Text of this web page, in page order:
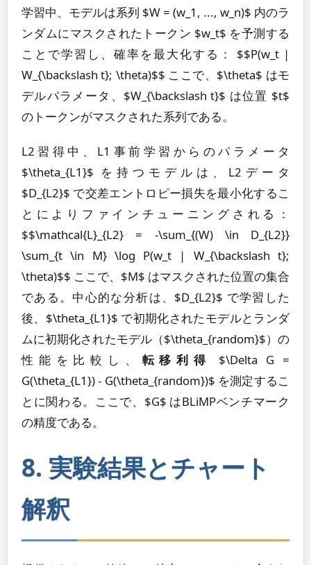
学習中、モデルは系列 $W = (w_1, ..., w_n)$ 内のラ
ンダムにマスクされたトークン $w_t$ を予測する
ことで学習し、確率を最大化する： $$P(w_t |
W_{\backslash t}; \theta)$$ ここで、$\theta$ はモ
デルパラメータ、$W_{\backslash t}$ は位置 $t$
のトークンがマスクされた系列である。
L2習得中、L1事前学習からのパラメータ
$\theta_{L1}$ を持つモデルは、L2データ
$D_{L2}$ で交差エントロピー損失を最小化するこ
とによりファインチューニングされる：
$$\mathcal{L}_{L2} = -\sum_{(W) \in D_{L2}}
\sum_{t \in M} \log P(w_t | W_{\backslash t};
\theta)$$ ここで、$M$ はマスクされた位置の集合
である。中心的な分析は、$D_{L2}$ で学習した
後、$\theta_{L1}$ で初期化されたモデルとランダ
ムに初期化されたモデル（$\theta_{random}$）の
性能を比較し、 転移利得
$\Delta G =
G(\theta_{L1}) - G(\theta_{random})$ を測定するこ
とに関わる。ここで、$G$ はBLiMPベンチマーク
の精度である。
8. 実験結果とチャート
解釈